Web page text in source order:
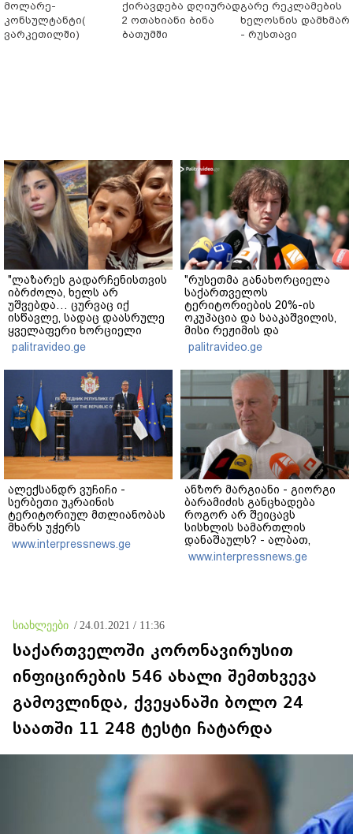
მოლარე-
კონსულტანტი(
ვარკეთილში)
ქირავდება დღიურად
2 ოთახიანი ბინა
ბათუმში
გარე რეკლამების
ხელოსნის
- რუსთავი
"ლაზარეს გადარჩენისთვის
იბრძოლა, ხელს არ
უშვებდა… ცურვაც იქ
ისწავლე, სადაც დაასრულე
ყველაფერი ხორციელი
ცხოვრებიდან" – რას წერს
ხობში დაღუპული დედა-
შვილის ახლობელი?
palitravideo.ge
"რუსეთმა განახორციელა
საქართველოს
ტერიტორიების 20%-ის
ოკუპაცია და სააკაშვილის,
მისი რეჟიმის და
"ნაცმოძრაობის" ღალატი
ვერანაირად ვერ
გადაფარავს ამ
დანაშაულს" - ირაკლი
კობახიძე
palitravideo.ge
ალექსანდრ ვუჩიჩი -
სერბეთი უკრაინის
ტერიტორიულ მთლიანობას
მხარს უჭერს
www.interpressnews.ge
ანზორ მარგიანი - გიორგი
ბარამიძის განცხადება
როგორ არ შეიცავს
სისხლის სამართლის
დანაშაულს? - ალბათ,
დავალება ჰქონდა
ვიღაცისგან, თორემ როგორ
www.interpressnews.ge
სიახლეები / 24.01.2021 / 11:36
საქართველოში კორონავირუსით
ინფიცირების 546 ახალი შემთხვევა
გამოვლინდა, ქვეყანაში ბოლო 24
საათში 11 248 ტესტი ჩატარდა